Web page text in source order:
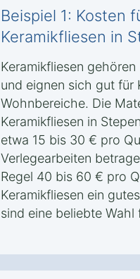
Beispiel 1: Kosten
Keramikfliesen in
Keramikfliesen
und eignen sich gut für
Wohnbereiche. Die
Keramikfliesen in
etwa 15 bis 30 € pro
Verlegearbeiten
Regel 40 bis 60 € pro
Keramikfliesen ein
sind eine beliebte